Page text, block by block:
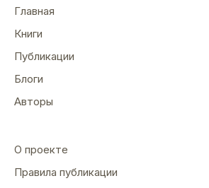
Главная
Книги
Публикации
Блоги
Авторы
О проекте
Правила публикации